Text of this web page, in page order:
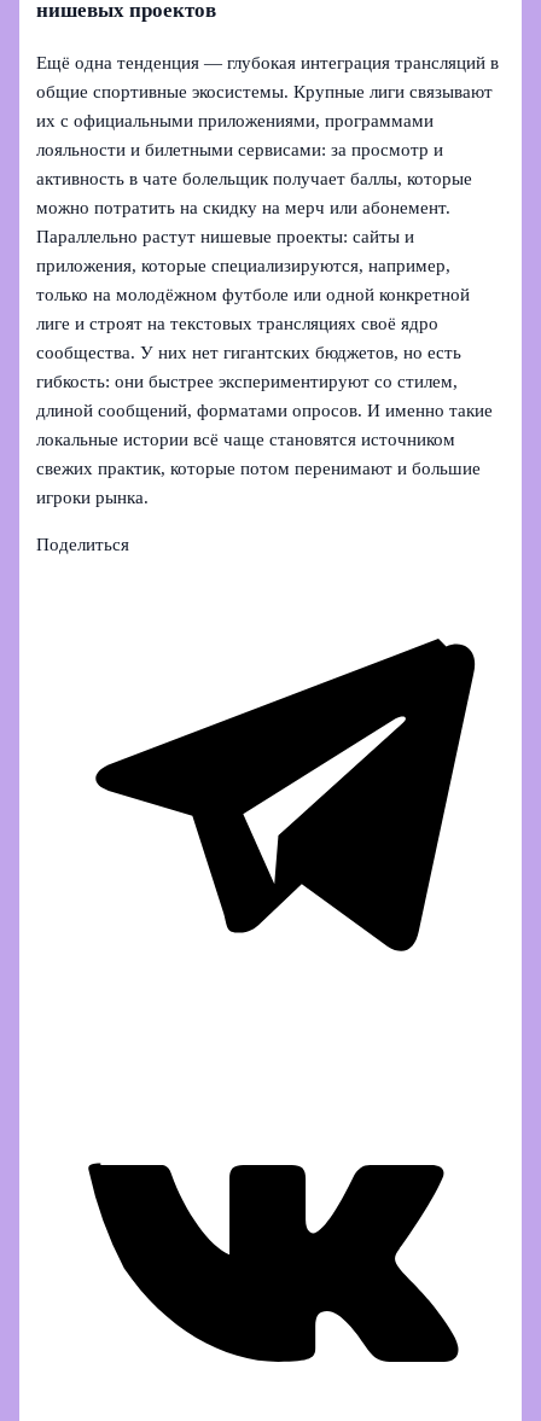
нишевых проектов
Ещё одна тенденция — глубокая интеграция трансляций в
общие спортивные экосистемы. Крупные лиги связывают
их с официальными приложениями, программами
лояльности и билетными сервисами: за просмотр и
активность в чате болельщик получает баллы, которые
можно потратить на скидку на мерч или абонемент.
Параллельно растут нишевые проекты: сайты и
приложения, которые специализируются, например,
только на молодёжном футболе или одной конкретной
лиге и строят на текстовых трансляциях своё ядро
сообщества. У них нет гигантских бюджетов, но есть
гибкость: они быстрее экспериментируют со стилем,
длиной сообщений, форматами опросов. И именно такие
локальные истории всё чаще становятся источником
свежих практик, которые потом перенимают и большие
игроки рынка.
Поделиться